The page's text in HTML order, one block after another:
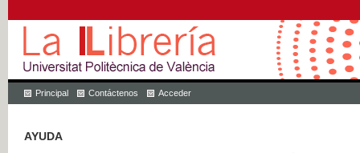
Principal Contáctenos Acceder
AYUDA